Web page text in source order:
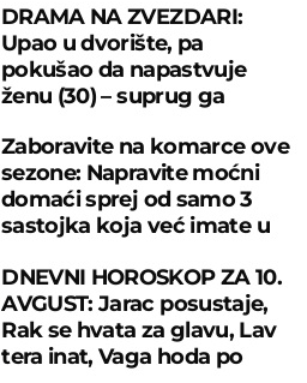
DRAMA NA ZVEZDARI:
Upao u dvorište, pa
pokušao da napastvuje
ženu (30) – suprug ga
Zaboravite na komarce ove
sezone: Napravite moćni
domaći sprej od samo 3
sastojka koja već imate u
DNEVNI HOROSKOP ZA 10.
AVGUST: Jarac posustaje,
Rak se hvata za glavu, Lav
tera inat, Vaga hoda po